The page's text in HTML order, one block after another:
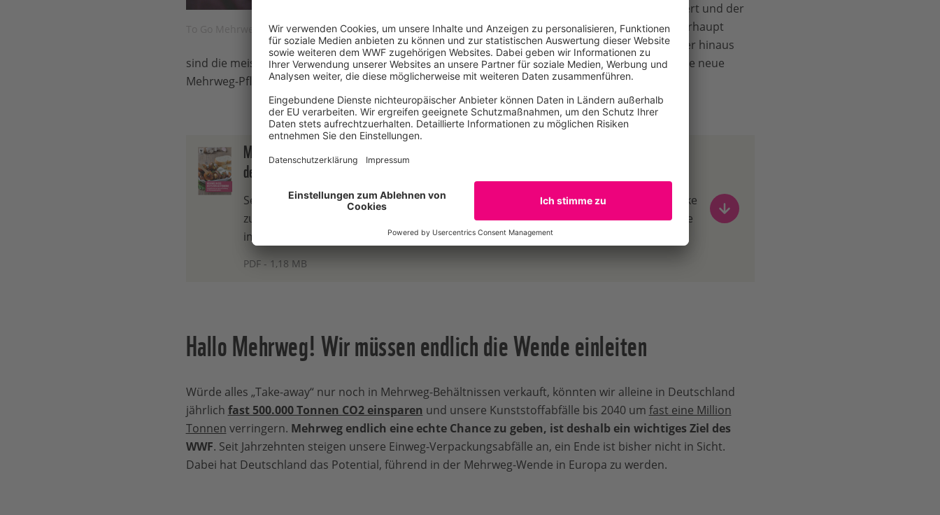
To Go Mehrwegbecher und Einwegbox © GettyImages
Schildern oder Tafeln darüber informiert und der
großen Mehrheit der Befragten ist überhaupt
keine Veränderung aufgefallen. Darüber hinaus
sind die meisten Betriebe, die Gerichte zum Mitnehmen anbieten, ohnehin kleiner. Für sie gilt die neue
Mehrweg-Pflicht nicht. Trotzdem sollten sie sich nicht aus der Verantwortung stehlen.
Mehrweg in der deutschen Gastronomie Ein Realitätscheck ein Jahr nach Einführung
der Mehrwegangebotspflicht
Seit Beginn des Jahres 2023 gilt die Mehrwegangebotspflicht für Speisen und Getränke
zum Mitnehmen. Hat nun das erste Jahr der Mehrwegangebotspflicht zu einer Wende
im Gastronomiesektor geführt?
PDF - 1,18 MB
Hallo Mehrweg! Wir müssen endlich die Wende einleiten
Würde alles „Take-away“ nur noch in Mehrweg-Behältnissen verkauft, könnten wir alleine in Deutschland
jährlich fast 500.000 Tonnen CO2 einsparen und unsere Kunststoffabfälle bis 2040 um fast eine Million
Tonnen verringern. Mehrweg endlich eine echte Chance zu geben, ist deshalb ein wichtiges Ziel des
WWF. Seit Jahrzehnten steigen unsere Einweg-Verpackungsabfälle an, ein Ende ist bisher nicht in Sicht.
Dabei hat Deutschland das Potential, führend in der Mehrweg-Wende in Europa zu werden.